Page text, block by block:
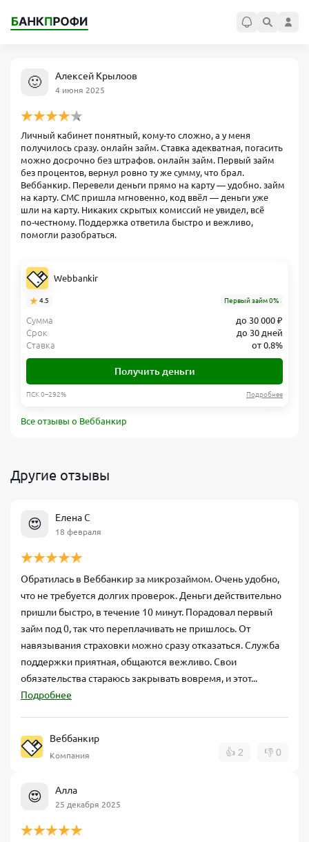
🙂 Алексей Крылоов
4 июня 2025
Личный кабинет понятный, кому‑то сложно, а у меня
получилось сразу. онлайн займ. Ставка адекватная, погасить
можно досрочно без штрафов. онлайн займ. Первый займ
без процентов, вернул ровно ту же сумму, что брал.
Веббанкир. Перевели деньги прямо на карту — удобно. займ
на карту. СМС пришла мгновенно, код ввёл — деньги уже
шли на карту. Никаких скрытых комиссий не увидел, всё
по‑честному. Поддержка ответила быстро и вежливо,
помогли разобраться.
Webbankir
4.5 Первый займ 0%
Сумма
до 30 000 ₽
Срок
до 30 дней
Ставка
от 0.8%
Получить деньги
ПСК 0–292% Подробнее
Все отзывы о Веббанкир
Другие отзывы
😍 Елена С
18 февраля
Обратилась в Веббанкир за микрозаймом. Очень удобно,
что не требуется долгих проверок. Деньги действительно
пришли быстро, в течение 10 минут. Порадовал первый
займ под 0, так что переплачивать не пришлось. От
навязывания страховки можно сразу отказаться. Служба
поддержки приятная, общаются вежливо. Свои
обязательства стараюсь закрывать вовремя, и этот...
Подробнее
Веббанкир
Компания 👍 2 👎 0
😍 Алла
25 декабря 2025